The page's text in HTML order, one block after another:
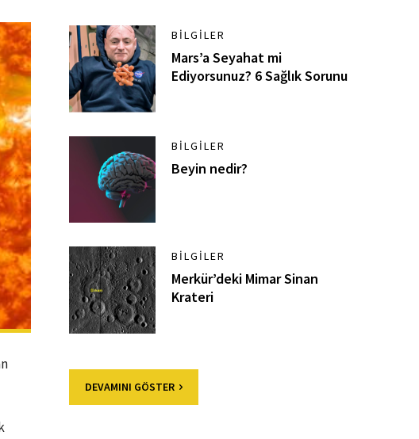
BILGILER
Mars’a Seyahat mi
Ediyorsunuz? 6 Sağlık Sorunu
BILGILER
Beyin nedir?
BILGILER
Merkür’deki Mimar Sinan
Krateri
DEVAMINI GÖSTER